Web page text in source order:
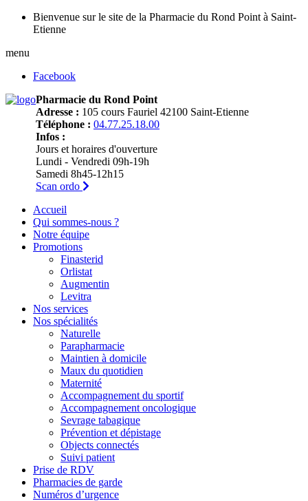
Bienvenue sur le site de la Pharmacie du Rond Point à Saint-
Etienne
menu
Facebook
Pharmacie du Rond Point
Adresse : 105 cours Fauriel 42100 Saint-Etienne
Téléphone : 04.77.25.18.00
Infos :
Jours et horaires d'ouverture
Lundi - Vendredi 09h-19h
Samedi 8h45-12h15
Scan ordo
Accueil
Qui sommes-nous ?
Notre équipe
Promotions
Finasterid
Orlistat
Augmentin
Levitra
Nos services
Nos spécialités
Naturelle
Parapharmacie
Maintien à domicile
Maux du quotidien
Maternité
Accompagnement du sportif
Accompagnement oncologique
Sevrage tabagique
Prévention et dépistage
Objects connectés
Suivi patient
Prise de RDV
Pharmacies de garde
Numéros d’urgence